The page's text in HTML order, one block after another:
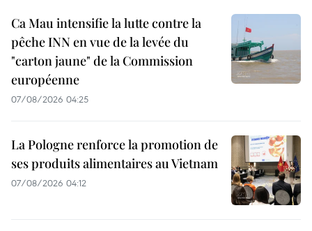
Ca Mau intensifie la lutte contre la
pêche INN en vue de la levée du
"carton jaune" de la Commission
européenne
07/08/2026 04:25
La Pologne renforce la promotion de
ses produits alimentaires au Vietnam
07/08/2026 04:12